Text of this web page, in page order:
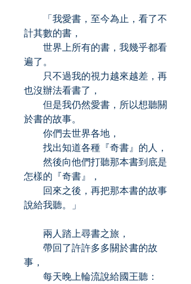
「我愛書，至今為止，看了不
計其數的書，
世界上所有的書，我幾乎都看
遍了。
只不過我的視力越來越差，再
也沒辦法看書了，
但是我仍然愛書，所以想聽關
於書的故事。
你們去世界各地，
找出知道各種『奇書』的人，
然後向他們打聽那本書到底是
怎樣的『奇書』，
回來之後，再把那本書的故事
說給我聽。」
兩人踏上尋書之旅，
帶回了許許多多關於書的故
事，
每天晚上輪流說給國王聽：